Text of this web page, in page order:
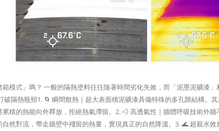
模式」嗎？ 一般的隔熱塗料往往隨著時間劣化失效，而「泥墨泥礦漆
破隔熱瓶頸1. 🌀 瞬間散熱｜超大表面積泥礦漆具備特殊的多孔隙結構。
積的熱能向外釋放，拒絕熱氣滯留。2. 💨 高透氣性｜牆體呼吸技術外
然對流，帶走牆壁中殘留的熱量，實現真正的自然降溫。3. 🌊 超親水